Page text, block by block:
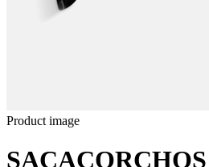
Product image